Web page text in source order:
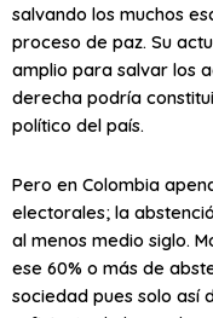
salvando los muchos
proceso de paz. Su
amplio para salvar los
derecha podría
político del país.
Pero en Colombia
electorales; la
al menos medio siglo.
ese 60% o más de
sociedad pues solo así